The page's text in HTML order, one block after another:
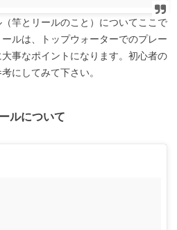
竿とリールのこと）についてここで
ルは、トップウォーターでのプレー
事なポイントになります。初心者の
にしてみて下さい。
ルについて